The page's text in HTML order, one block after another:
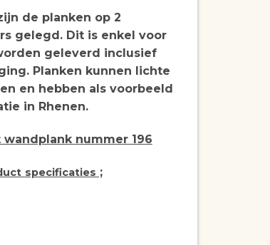
de planken op 2
gelegd. Dit is enkel voor
geleverd inclusief
Planken kunnen lichte
en hebben als voorbeeld
in Rhenen.
nummer 196
specificaties ;